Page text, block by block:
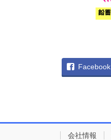
Facebook
会社情報